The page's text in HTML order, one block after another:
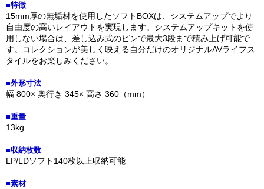
■特徴
15mm厚の無垢材を使用したソフトBOXは、システムアップでより
自由度の高いレイアウトを実現します。システムアップキットを使
用しない場合は、差し込み式のピンで最大3段まで積み上げ可能で
す。コレクションが美しく映える自分だけのオリジナルAVライフス
タイルをお楽しみください。
■外形寸法
幅 800× 奥行き 345× 高さ 360（mm）
■重量
13kg
■収納枚数
LP/LDソフト140枚以上収納可能
■素材